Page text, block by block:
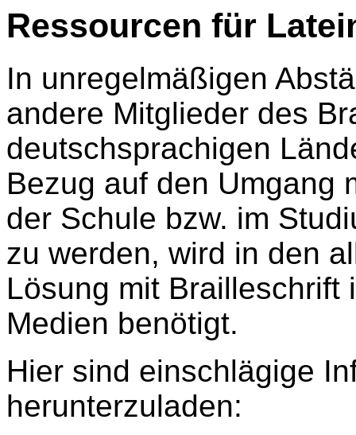
Ressourcen für
In unregelmäßigen
andere Mitglieder des
deutschsprachigen
Bezug auf den Umgang
der Schule bzw. im
zu werden, wird in den
Lösung mit Brailleschrift
Medien benötigt.
Hier sind einschlägige
herunterzuladen: